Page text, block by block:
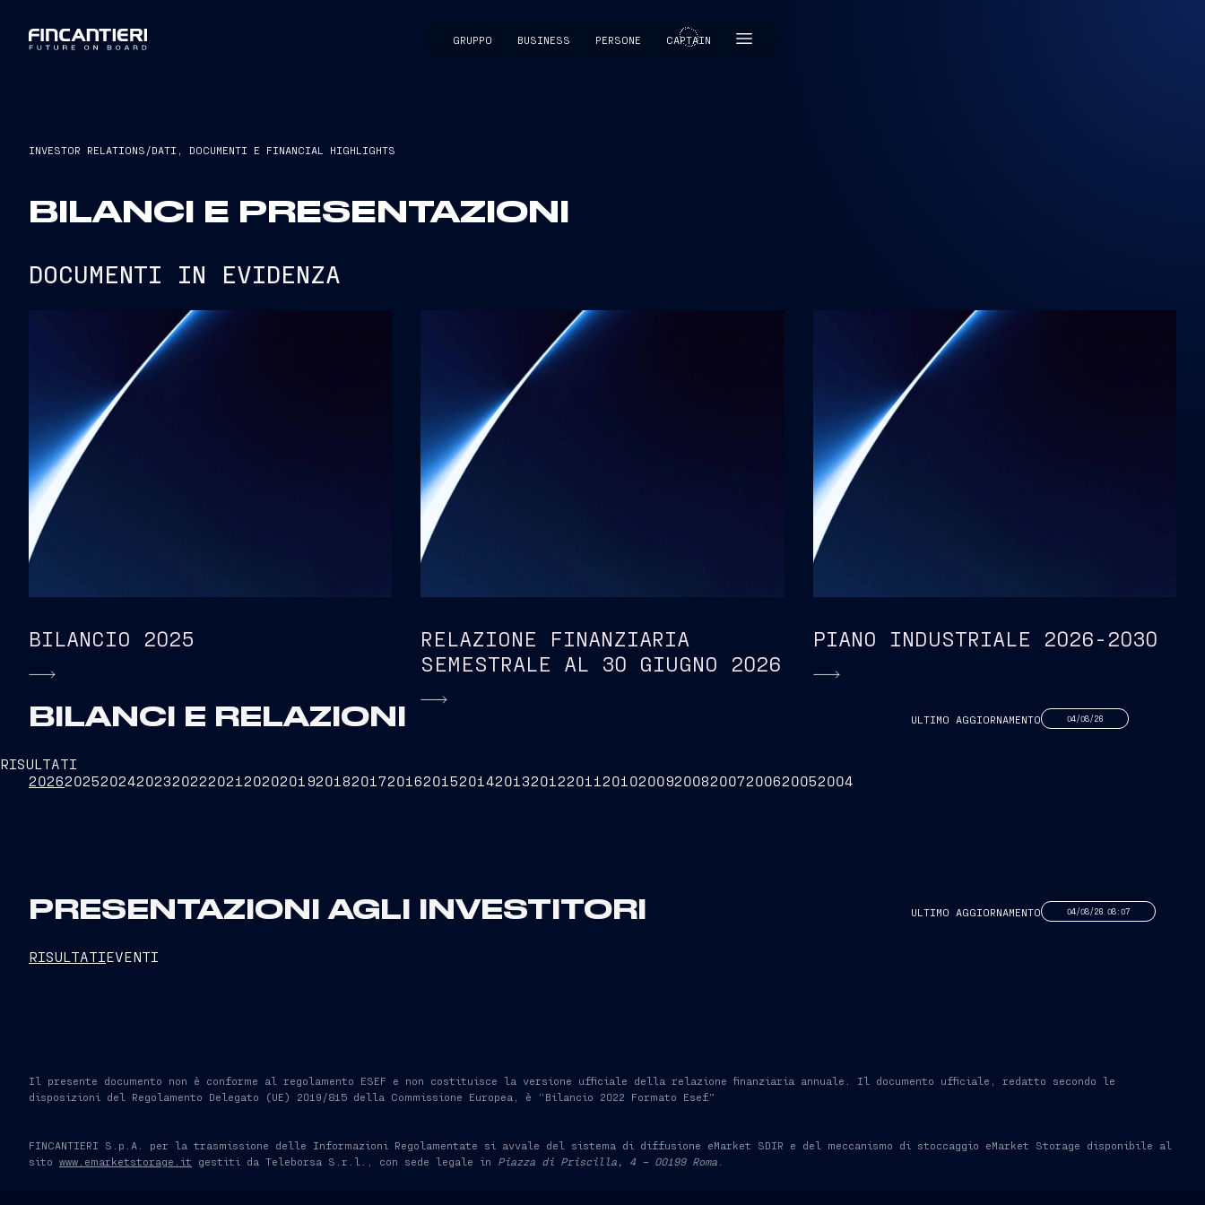
GRUPPO BUSINESS PERSONE CAPTAIN
CAPTAIN
INVESTOR RELATIONS /DATI, DOCUMENTI E FINANCIAL HIGHLIGHTS
BILANCI E PRESENTAZIONI
DOCUMENTI IN EVIDENZA
BILANCIO 2025
RELAZIONE FINANZIARIA
SEMESTRALE AL 30 GIUGNO 2026
PIANO INDUSTRIALE 2026-2030
BILANCI E RELAZIONI ULTIMO AGGIORNAMENTO 04/08/26
RISULTATI
20262025202420232022202120202019201820172016201520142013201220112010200920082007200620052004
PRESENTAZIONI AGLI INVESTITORI ULTIMO AGGIORNAMENTO 04/08/26 08:07
RISULTATIEVENTI
Il presente documento non è conforme al regolamento ESEF e non costituisce la versione ufficiale della relazione finanziaria annuale. Il documento ufficiale, redatto secondo le
disposizioni del Regolamento Delegato (UE) 2019/815 della Commissione Europea, è “Bilancio 2022 Formato Esef”
FINCANTIERI S.p.A. per la trasmissione delle Informazioni Regolamentate si avvale del sistema di diffusione eMarket SDIR e del meccanismo di stoccaggio eMarket Storage disponibile al
sito www.emarketstorage.it gestiti da Teleborsa S.r.l., con sede legale in Piazza di Priscilla, 4 – 00199 Roma